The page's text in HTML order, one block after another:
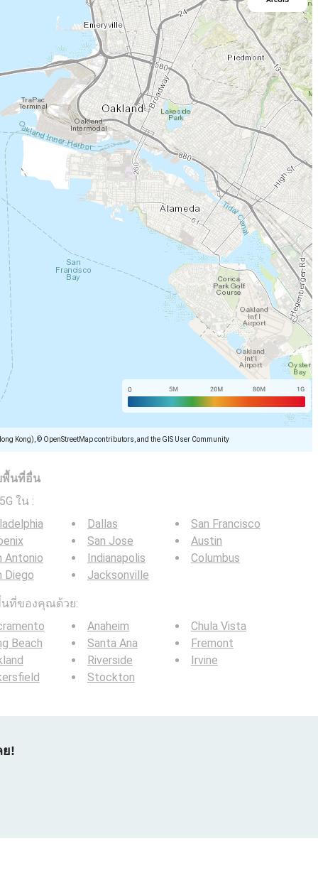
Kong), © OpenStreetMap contributors, and the GIS User Community
พื้นที่อื่น
ใน :
Antonio
Diego
Dallas
San Jose
Indianapolis
Jacksonville
San Francisco
Austin
Columbus
นที่ของคุณด้วย:
Beach
Anaheim
Santa Ana
Riverside
Stockton
Chula Vista
Fremont
Irvine
ย!